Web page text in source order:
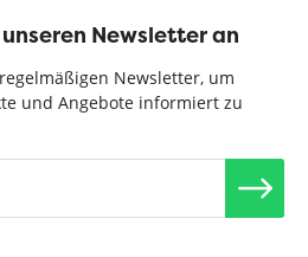
Newsletter an
Newsletter, um
und Angebote informiert zu